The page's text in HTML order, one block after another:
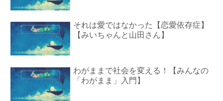
それは愛ではなかった【恋愛依存症】
【みいちゃんと山田さん】
わがままで社会を変える！【みんなの
「わがまま」入門】